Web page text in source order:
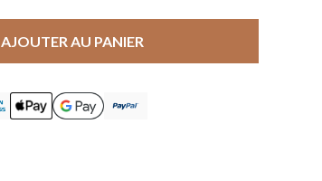
AJOUTER AU PANIER